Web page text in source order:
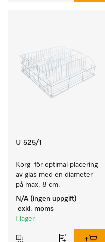
U 525/1
Korg  för optimal placering
av glas med en diameter
på max. 8 cm.
N/A (ingen uppgift)
exkl. moms
I lager